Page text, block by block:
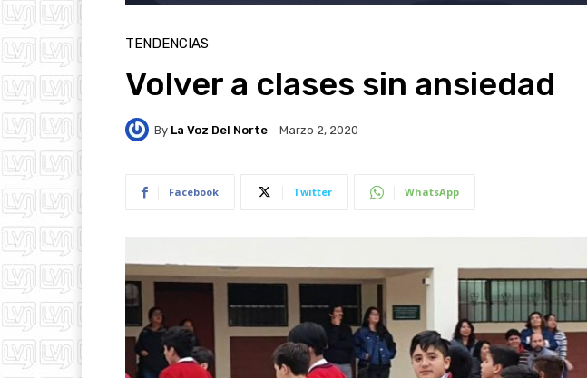
TENDENCIAS
Volver a clases sin ansiedad
By La Voz Del Norte Marzo 2, 2020
Facebook Twitter WhatsApp